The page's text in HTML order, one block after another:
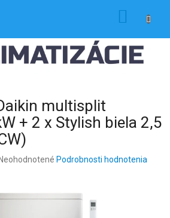
multisplit
+ 2 x Stylish biela 2,5
Neohodnotené Podrobnosti hodnotenia